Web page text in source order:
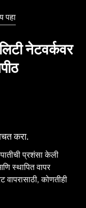
पहा
नेटवर्कवर
करा.
प्रशंसा केली
स्थापित वापर
कोणतीही